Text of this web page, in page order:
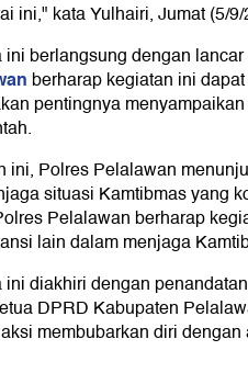
ini," kata Yulhairi, Jumat (5/
berlangsung dengan
berharap kegiatan ini
pentingnya
ini, Polres Pelalawan
situasi Kamtibmas yang
Pelalawan berharap
lain dalam menjaga
diakhiri dengan
DPRD Kabupaten
membubarkan diri dengan